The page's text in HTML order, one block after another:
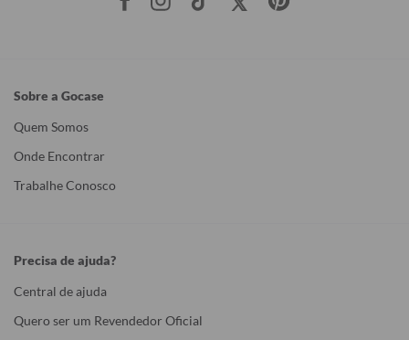
Sobre a Gocase
Quem Somos
Onde Encontrar
Trabalhe Conosco
Precisa de ajuda?
Central de ajuda
Quero ser um Revendedor Oficial